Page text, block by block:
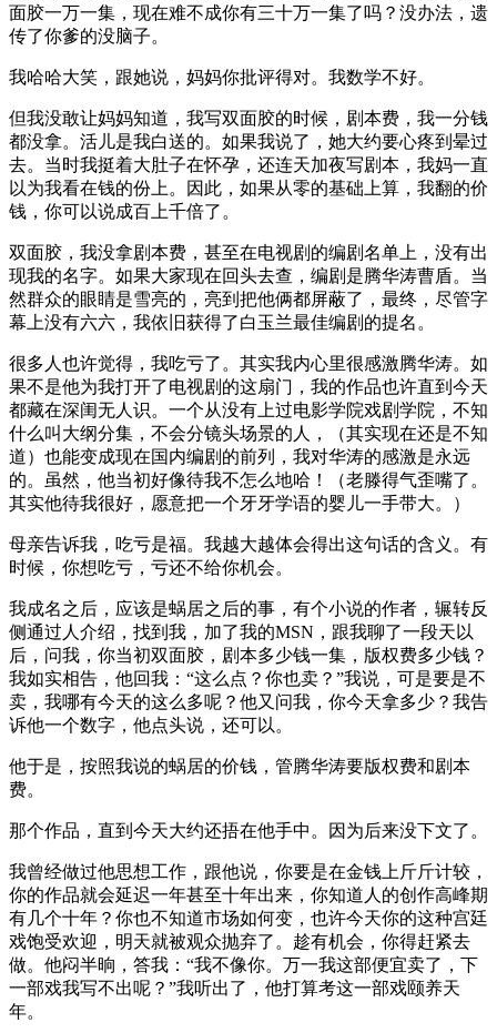
面胶一万一集，现在难不成你有三十万一集了吗？没办法，遗
传了你爹的没脑子。
我哈哈大笑，跟她说，妈妈你批评得对。我数学不好。
但我没敢让妈妈知道，我写双面胶的时候，剧本费，我一分钱
都没拿。活儿是我白送的。如果我说了，她大约要心疼到晕过
去。当时我挺着大肚子在怀孕，还连天加夜写剧本，我妈一直
以为我看在钱的份上。因此，如果从零的基础上算，我翻的价
钱，你可以说成百上千倍了。
双面胶，我没拿剧本费，甚至在电视剧的编剧名单上，没有出
现我的名字。如果大家现在回头去查，编剧是腾华涛曹盾。当
然群众的眼睛是雪亮的，亮到把他俩都屏蔽了，最终，尽管字
幕上没有六六，我依旧获得了白玉兰最佳编剧的提名。
很多人也许觉得，我吃亏了。其实我内心里很感激腾华涛。如
果不是他为我打开了电视剧的这扇门，我的作品也许直到今天
都藏在深闺无人识。一个从没有上过电影学院戏剧学院，不知
什么叫大纲分集，不会分镜头场景的人，（其实现在还是不知
道）也能变成现在国内编剧的前列，我对华涛的感激是永远
的。虽然，他当初好像待我不怎么地哈！（老滕得气歪嘴了。
其实他待我很好，愿意把一个牙牙学语的婴儿一手带大。）
母亲告诉我，吃亏是福。我越大越体会得出这句话的含义。有
时候，你想吃亏，亏还不给你机会。
我成名之后，应该是蜗居之后的事，有个小说的作者，辗转反
侧通过人介绍，找到我，加了我的MSN，跟我聊了一段天以
后，问我，你当初双面胶，剧本多少钱一集，版权费多少钱？
我如实相告，他回我：“这么点？你也卖？”我说，可是要是不
卖，我哪有今天的这么多呢？他又问我，你今天拿多少？我告
诉他一个数字，他点头说，还可以。
他于是，按照我说的蜗居的价钱，管腾华涛要版权费和剧本
费。
那个作品，直到今天大约还捂在他手中。因为后来没下文了。
我曾经做过他思想工作，跟他说，你要是在金钱上斤斤计较，
你的作品就会延迟一年甚至十年出来，你知道人的创作高峰期
有几个十年？你也不知道市场如何变，也许今天你的这种宫廷
戏饱受欢迎，明天就被观众抛弃了。趁有机会，你得赶紧去
做。他闷半晌，答我：“我不像你。万一我这部便宜卖了，下
一部戏我写不出呢？”我听出了，他打算考这一部戏颐养天
年。